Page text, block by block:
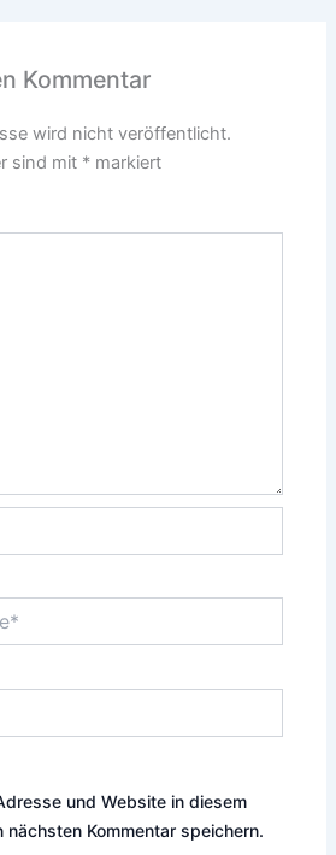
Kommentar
wird nicht veröffentlicht.
sind mit * markiert
und Website in diesem
nächsten Kommentar speichern.